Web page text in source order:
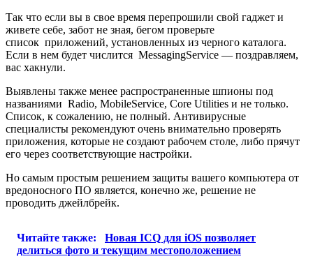
Так что если вы в свое время перепрошили свой гаджет и
живете себе, забот не зная, бегом проверьте
список приложений, установленных из черного каталога.
Если в нем будет числится MessagingService — поздравляем,
вас хакнули.
Выявлены также менее распространенные шпионы под
названиями Radio, MobileService, Core Utilities и не только.
Список, к сожалению, не полный. Антивирусные
специалисты рекомендуют очень внимательно проверять
приложения, которые не создают рабочем столе, либо прячут
его через соответствующие настройки.
Но самым простым решением защиты вашего компьютера от
вредоносного ПО является, конечно же, решение не
проводить джейлбрейк.
Читайте также:
Новая ICQ для iOS позволяет
делиться фото и текущим местоположением